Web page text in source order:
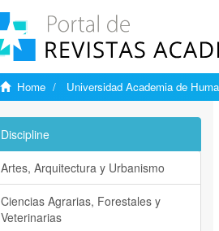
Home Universidad Academia de
Discipline
Artes, Arquitectura y Urbanismo
Ciencias Agrarias, Forestales y
Veterinarias